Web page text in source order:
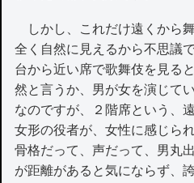
しかし、これだけ遠くから
全く自然に見えるから不思議
台から近い席で歌舞伎を見る
然と言うか、男が女を演じて
なのですが、２階席という、
女形の役者が、女性に感じら
骨格だって、声だって、男丸
が距離があると気にならず、